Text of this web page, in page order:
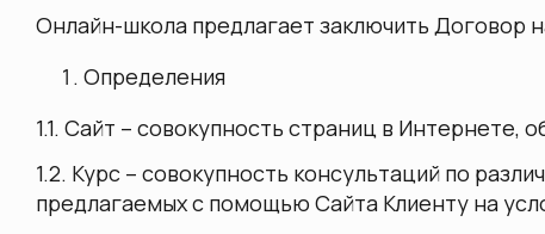
Онлайн-школа предлагает заключить Договор
Определения
1.1. Сайт – совокупность страниц в
1.2. Курс – совокупность консультаций по
предлагаемых с помощью Сайта Клиенту на